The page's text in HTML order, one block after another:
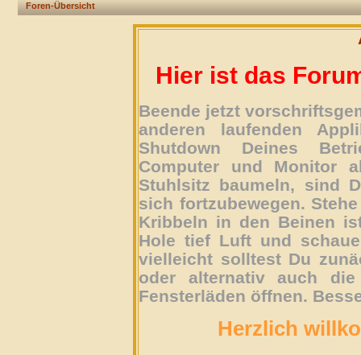
Foren-Übersicht
Hier ist das
Beende jetzt
anderen laufenden
Shutdown Deines
Computer und Monitor
Stuhlsitz baumeln, sind
sich fortzubewegen.
Kribbeln in den Beinen
Hole tief Luft und
vielleicht solltest Du
oder alternativ auch
Fensterläden öffnen.
Herzlich